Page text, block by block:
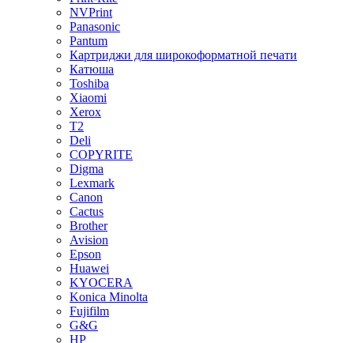
NVPrint
Panasonic
Pantum
Картриджи для широкоформатной печати
Катюша
Toshiba
Xiaomi
Xerox
T2
Deli
COPYRITE
Digma
Lexmark
Canon
Cactus
Brother
Avision
Epson
Huawei
KYOCERA
Konica Minolta
Fujifilm
G&G
HP